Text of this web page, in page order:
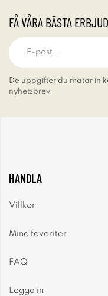
FÅ VÅRA BÄSTA
De uppgifter du matar in
nyhetsbrev.
HANDLA
Villkor
Mina favoriter
FAQ
Logga in